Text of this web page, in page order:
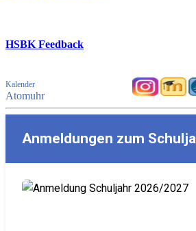
HSBK Feedback
Kalender
Atomuhr
Anmeldungen zum